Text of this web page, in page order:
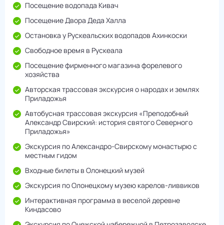
Посещение водопада Кивач
Посещение Двора Деда Халла
Остановка у Рускеальских водопадов Ахинкоски
Свободное время в Рускеала
Посещение фирменного магазина форелевого
хозяйства
Авторская трассовая экскурсия о народах и землях
Приладожья
Автобусная трассовая экскурсия «Преподобный
Александр Свирский: история святого Северного
Приладожья»
Экскурсия по Александро-Свирскому монастырю с
местным гидом
Входные билеты в Олонецкий музей
Экскурсия по Олонецкому музею карелов-ливвиков
Интерактивная программа в веселой деревне
Киндасово